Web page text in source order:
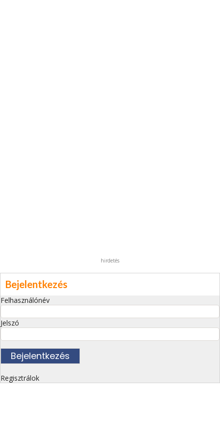
hirdetés
Bejelentkezés
Felhasználónév
Jelszó
Regisztrálok